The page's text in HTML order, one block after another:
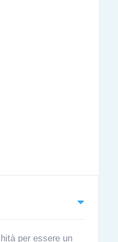
per essere un